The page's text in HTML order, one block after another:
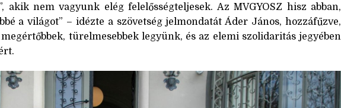
akik nem vagyunk elég felelősségteljesek. Az MVGYOSZ hisz abban,
a világot” – idézte a szövetség jelmondatát Áder János, hozzáfűzve,
türelmesebbek legyünk, és az elemi szolidaritás jegyében